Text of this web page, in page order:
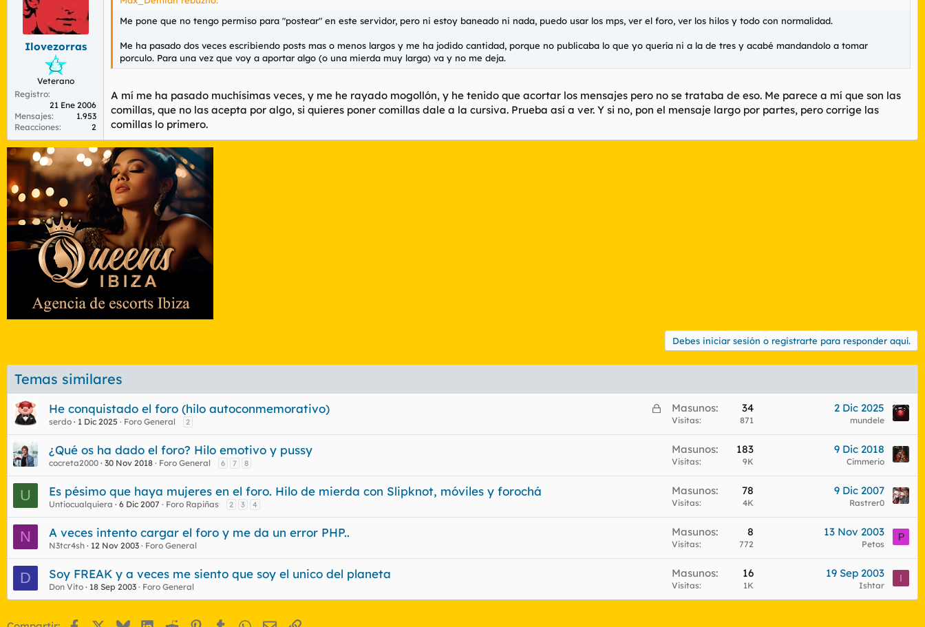
Ilovezorras
Veterano
Registro
21 Ene 2006
Mensajes
1.953
Reacciones
2
Me pone que no tengo permiso para "postear" en este servidor, pero ni estoy baneado ni nada, puedo usar los mps, ver el foro, ver los hilos y todo con normalidad.
Me ha pasado dos veces escribiendo posts mas o menos largos y me ha jodido cantidad, porque no publicaba lo que yo quería ni a la de tres y acabé mandandolo a tomar
porculo. Para una vez que voy a aportar algo (o una mierda muy larga) va y no me deja.
A mí me ha pasado muchísimas veces, y me he rayado mogollón, y he tenido que acortar los mensajes pero no se trataba de eso. Me parece a mí que son las
comillas, que no las acepta por algo, si quieres poner comillas dale a la cursiva. Prueba así a ver. Y si no, pon el mensaje largo por partes, pero corrige las
comillas lo primero.
Debes iniciar sesión o registrarte para responder aquí.
Temas similares
C
r
d
He conquistado el foro (hilo autoconmemorativo)
serdo 1 Dic 2025 Foro General 2
Masunos 34
Visitas 871
2 Dic 2025
mundele
¿Qué os ha dado el foro? Hilo emotivo y pussy
cocreta2000 30 Nov 2018 Foro General 6 7 8
Masunos 183
Visitas 9K
9 Dic 2018
Cimmerio
U Es pésimo que haya mujeres en el foro. Hilo de mierda con Slipknot, móviles y forochá
Untiocualquiera 6 Dic 2007 Foro Rapiñas 2 3 4
Masunos 78
Visitas 4K
9 Dic 2007
Rastrer0
N A veces intento cargar el foro y me da un error PHP..
N3tcr4sh 12 Nov 2003 Foro General
Masunos 8
Visitas 772
13 Nov 2003
Petos
P
D Soy FREAK y a veces me siento que soy el unico del planeta
Don Vito 18 Sep 2003 Foro General
Masunos 16
Visitas 1K
19 Sep 2003
Ishtar
I
FacebookBlueskyLinkedIn
Reddit Pinterest
Tumblr WhatsApp
EmailEnlace